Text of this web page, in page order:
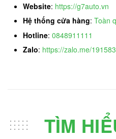
Website: https://g7auto.vn
Hệ thống cửa hàng: Toàn
Hotline: 0848911111
Zalo: https://zalo.me/
TÌM